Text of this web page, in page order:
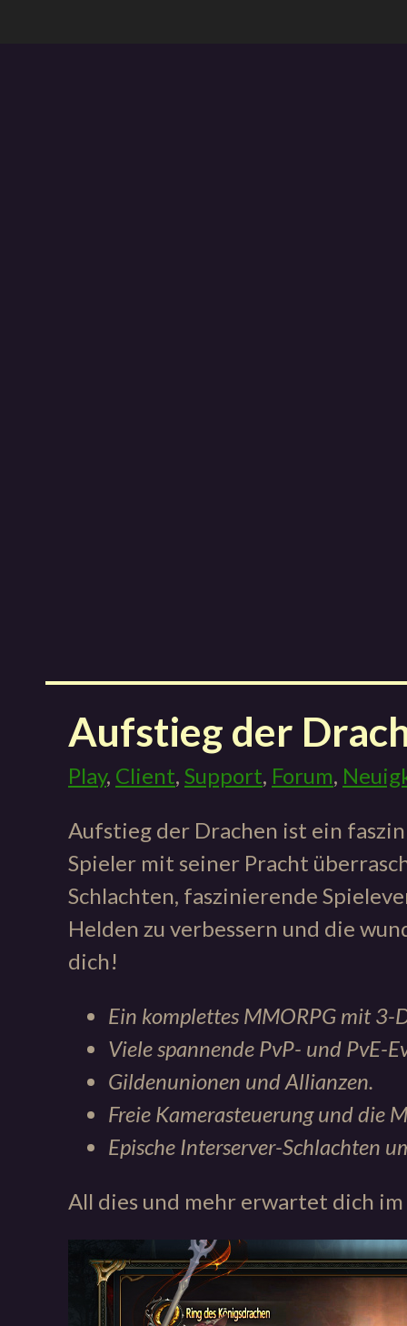
Aufstieg der
Play, Client, Support, Forum,
Aufstieg der Drachen ist ein
Spieler mit seiner Pracht
Schlachten, faszinierende
Helden zu verbessern und die
dich!
Ein komplettes MMORPG mit 3-
Viele spannende PvP- und PvE-
Gildenunionen und Allianzen.
Freie Kamerasteuerung und die
Epische Interserver-Schlachten
All dies und mehr erwartet dich